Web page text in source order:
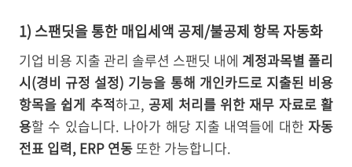
1) 스팬딧을 통한 매입세액 공제/불공제 항목 자동화
기업 비용 지출 관리 솔루션 스팬딧 내에 계정과목별 폴리
시(경비 규정 설정) 기능을 통해 개인카드로 지출된 비용
항목을 쉽게 추적하고, 공제 처리를 위한 재무 자료로 활
용할 수 있습니다. 나아가 해당 지출 내역들에 대한 자동
전표 입력, ERP 연동 또한 가능합니다.